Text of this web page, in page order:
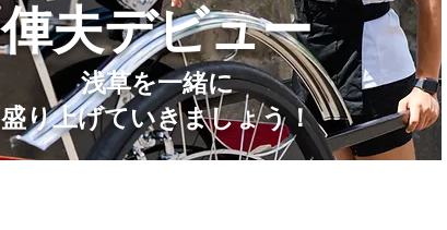
​俥夫デビュー
​浅草を一緒に
盛り上げていきましょう！​